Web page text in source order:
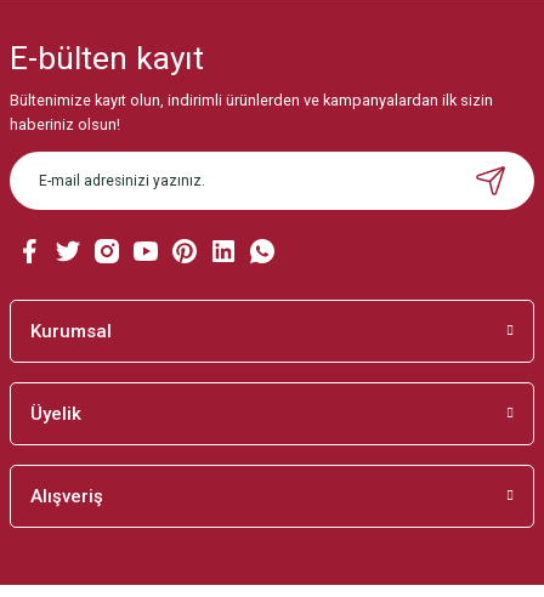
Görüş ve önerileriniz için teşekkür ederiz.
Ürün resmi kalitesiz, bozuk veya görüntülenemiyor.
Ürün açıklamasında eksik bilgiler bulunuyor.
Ürün bilgilerinde hatalar bulunuyor.
Bu ürüne benzer farklı alternatifler olmalı.
E-bülten kayıt
Bültenimize kayıt olun, indirimli ürünlerden ve kampanyalardan ilk sizin
haberiniz olsun!
Kurumsal
Üyelik
Alışveriş